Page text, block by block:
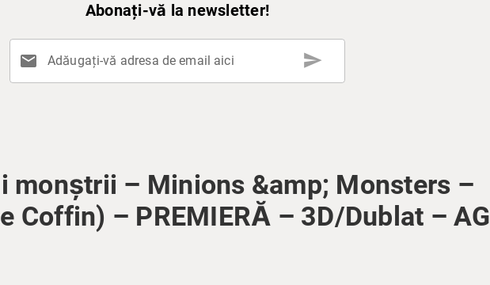
Abonați-vă la newsletter!
mail Adăugați-vă adresa de email aici send
monștrii – Minions &amp; Monsters –
Coffin) – PREMIERĂ – 3D/Dublat – AG